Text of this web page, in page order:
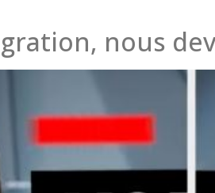
nous